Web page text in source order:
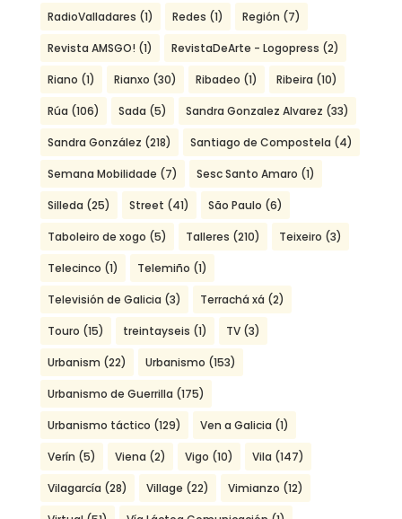
RadioValladares (1) Redes (1) Región (7)
Revista AMSGO! (1) RevistaDeArte - Logopress (2)
Riano (1) Rianxo (30) Ribadeo (1) Ribeira (10)
Rúa (106) Sada (5) Sandra Gonzalez Alvarez (33)
Sandra González (218) Santiago de Compostela (4)
Semana Mobilidade (7) Sesc Santo Amaro (1)
Silleda (25) Street (41) São Paulo (6)
Taboleiro de xogo (5) Talleres (210) Teixeiro (3)
Telecinco (1) Telemiño (1)
Televisión de Galicia (3) Terrachá xá (2)
Touro (15) treintayseis (1) TV(3)
Urbanism (22) Urbanismo (153)
Urbanismo de Guerrilla (175)
Urbanismo táctico (129) Ven a Galicia (1)
Verín (5) Viena (2) Vigo (10) Vila (147)
Vilagarcía (28) Village (22) Vimianzo (12)